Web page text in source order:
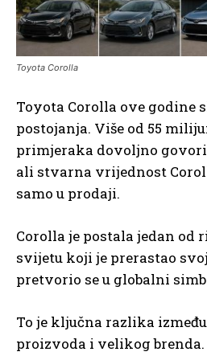
Toyota Corolla
Toyota Corolla ove godine
postojanja. Više od 55
primjeraka dovoljno
ali stvarna vrijednost
samo u prodaji.
Corolla je postala jedan
svijetu koji je prerastao
pretvorio se u globalni
To je ključna razlika
proizvoda i velikog brenda.